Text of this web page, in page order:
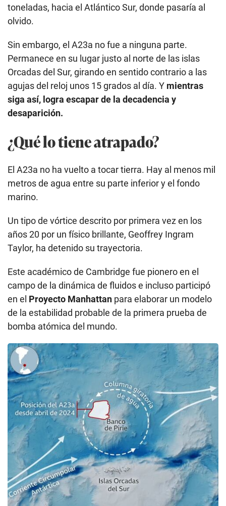
toneladas, hacia el Atlántico Sur, donde pasaría al
olvido.
Sin embargo, el A23a no fue a ninguna parte.
Permanece en su lugar justo al norte de las islas
Orcadas del Sur, girando en sentido contrario a las
agujas del reloj unos 15 grados al día. Y mientras
siga así, logra escapar de la decadencia y
desaparición.
¿Qué lo tiene atrapado?
El A23a no ha vuelto a tocar tierra. Hay al menos mil
metros de agua entre su parte inferior y el fondo
marino.
Un tipo de vórtice descrito por primera vez en los
años 20 por un físico brillante, Geoffrey Ingram
Taylor, ha detenido su trayectoria.
Este académico de Cambridge fue pionero en el
campo de la dinámica de fluidos e incluso participó
en el Proyecto Manhattan para elaborar un modelo
de la estabilidad probable de la primera prueba de
bomba atómica del mundo.